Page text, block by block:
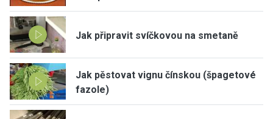
Jak připravit svíčkovou na smetaně
Jak pěstovat vignu čínskou (špagetové
fazole)